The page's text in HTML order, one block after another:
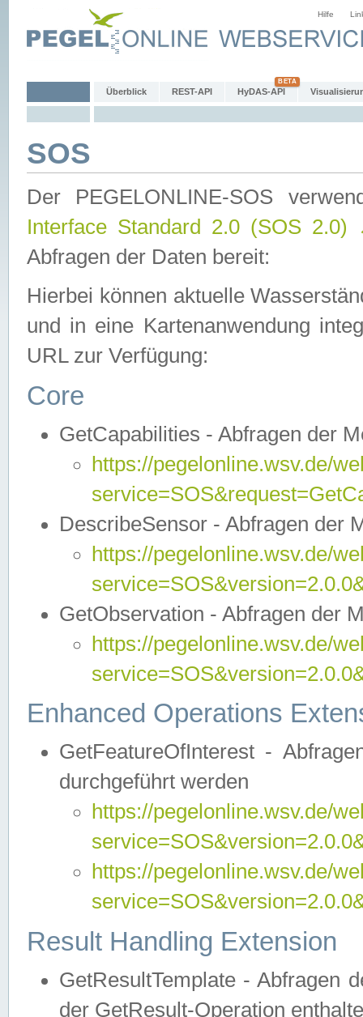
Hilfe
Überblick REST-API HyDAS-API
SOS
Der PEGELONLINE-SOS
Interface Standard 2.0 (SOS 2.0)
Abfragen der Daten bereit:
Hierbei können aktuelle
und in eine Kartenanwendung
URL zur Verfügung:
Core
GetCapabilities - Abfragen der
https://pegelonline.wsv.de/
DescribeSensor - Abfragen der
https://pegelonline.wsv.de/
GetObservation - Abfragen der
https://pegelonline.wsv.de/
Enhanced Operations
GetFeatureOfInterest -
durchgeführt werden
https://pegelonline.wsv.de/
https://pegelonline.wsv.de/
Result Handling Extension
GetResultTemplate - Abfragen
der GetResult-Operation